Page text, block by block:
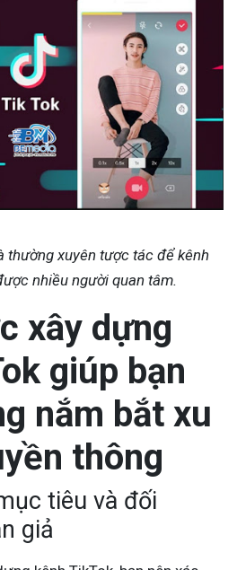
thường xuyên tược tác để kênh
nhiều người quan tâm.
xây dựng
giúp bạn
nắm bắt xu
thông
tiêu và đối
giả